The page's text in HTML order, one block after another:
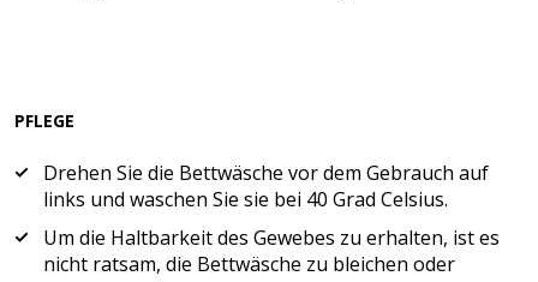
PFLEGE
Drehen Sie die Bettwäsche vor dem Gebrauch auf
links und waschen Sie sie bei 40 Grad Celsius.
Um die Haltbarkeit des Gewebes zu erhalten, ist es
nicht ratsam, die Bettwäsche zu bleichen oder